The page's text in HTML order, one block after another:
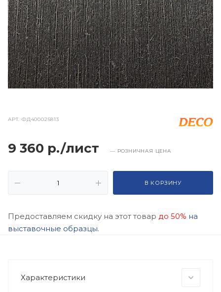
АРТ.ФД400025813
9 360 р./лист — РОЗНИЧНАЯ ЦЕНА
В КОРЗИНУ
Предоставляем скидку на этот товар до 50% на
выставочные образцы.
Характеристики